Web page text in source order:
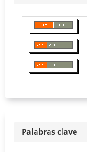
Palabras clave